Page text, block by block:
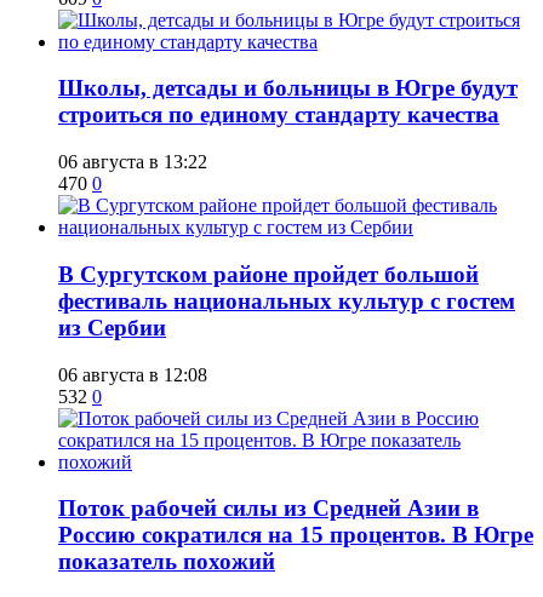
Школы, детсады и больницы в Югре будут
строиться по единому стандарту качества
06 августа в 13:22
470 0
В Сургутском районе пройдет большой
фестиваль национальных культур с гостем
из Сербии
06 августа в 12:08
532 0
Поток рабочей силы из Средней Азии в
Россию сократился на 15 процентов. В Югре
показатель похожий